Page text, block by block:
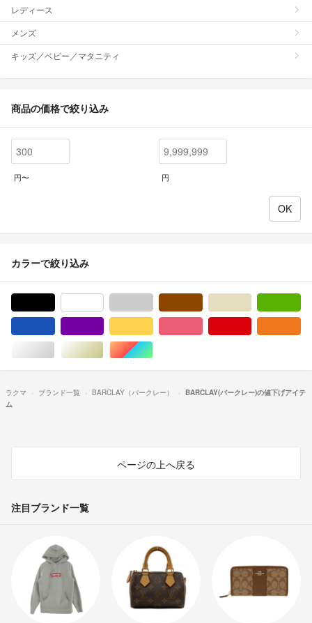
レディース
メンズ
キッズ／ベビー／マタニティ
商品の価格で絞り込み
円〜 円
カラーで絞り込み
シルバー/銀色系ゴールド/金色系マルチカラー
ラクマ ブランド一覧 BARCLAY（バークレー）
BARCLAY(バークレー)の値下げアイテ
ム
ページの上へ戻る
注目ブランド一覧